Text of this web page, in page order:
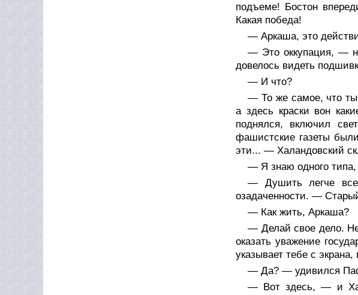
подъеме! Бостон
Какая победа!
— Аркаша, это
— Это оккупация, —
довелось видеть
— И что?
— То же самое, что ты
а здесь краски вон
поднялся, включил
фашистские газеты
эти... — Халандовский
— Я знаю одного типа,
— Душить легче
озадаченности. —
— Как жить, Аркаша?
— Делай свое дело.
оказать уважение
указывает тебе с
— Да? — удивился
— Вот здесь, — и